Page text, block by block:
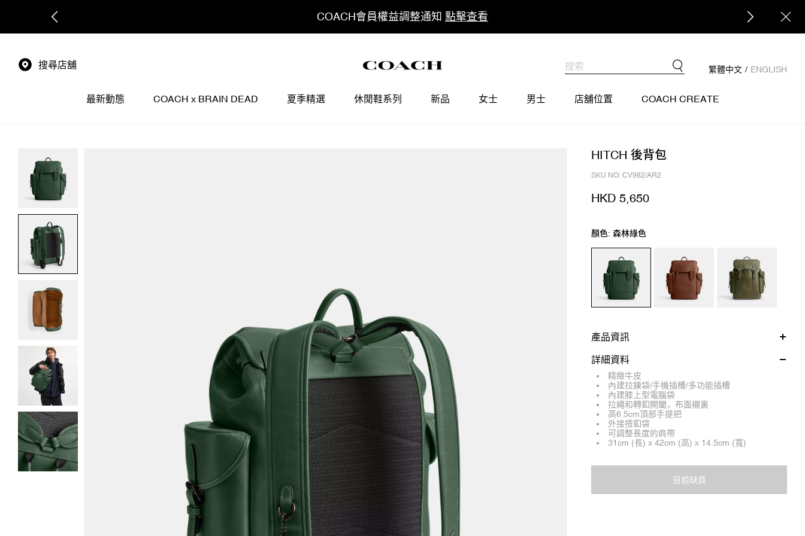
COACH會員權益調整通知 點擊查看
搜尋店舖 繁體中文 / ENGLISH
最新動態 COACH x BRAIN DEAD 夏季精選 休閒鞋系列 新品 女士 男士 店舖位置 COACH CREATE
HITCH 後背包
SKU NO: CV982/AR2
HKD 5,650
顏色: 森林綠色
產品資訊
詳細資料
精緻牛皮
內建拉鍊袋/手機插槽/多功能插槽
內建膝上型電腦袋
拉繩和轉釦開闔，布面襯裏
高6.5cm頂部手提把
外接搭釦袋
可調整長度的肩帶
31cm (長) x 42cm (高) x 14.5cm (寬)
目前缺貨